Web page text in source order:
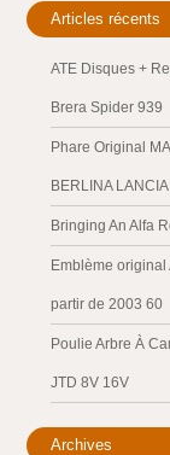
Articles récents
ATE Disques +
Brera Spider 939
Phare Original
BERLINA LANCIA
Bringing An Alfa
Emblème
partir de 2003 60
Poulie Arbre À
JTD 8V 16V
Archives